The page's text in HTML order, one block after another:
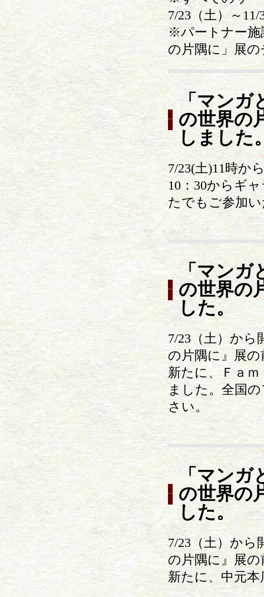
7/23（土）～
※パートナー施
の片隅に」展
「マンガ
の世界の
しました
7/23(土)11時か
10：30からギ
たでもご参加
「マンガ
の世界の
した。
7/23（土）か
の片隅に』展
新たに、Ｆａ
ました。全国
さい。
「マン
の世界の
した。
7/23（土）か
の片隅に』展
新たに、中元